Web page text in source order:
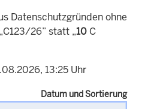
Datenschutzgründen ohne
26” statt „10 C
13:25 Uhr
Datum und Sortierung